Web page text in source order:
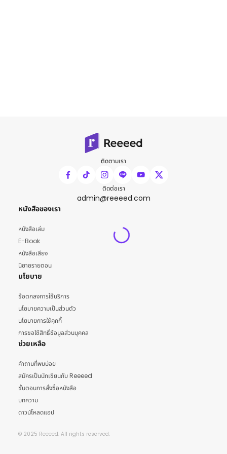
ติดตามเรา
ติดต่อเรา
admin@reeeed.com
หนังสือของเรา
หนังสือเล่ม
E-Book
หนังสือเสียง
นิยายรายตอน
นโยบาย
ข้อตกลงการใช้บริการ
นโยบายความเป็นส่วนตัว
นโยบายการใช้คุกกี้
การขอใช้สิทธิ์ข้อมูลส่วนบุคคล
ช่วยเหลือ
คำถามที่พบบ่อย
สมัครเป็นนักเขียนกับ Reeeed
ขั้นตอนการสั่งซื้อหนังสือ
บทความ
ดาวน์โหลดแอป
© 2025 Reeeed. All rights reserved.